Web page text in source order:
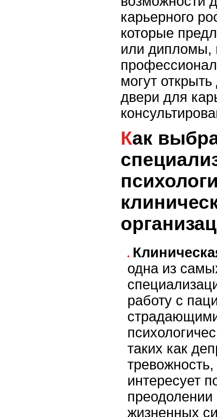
карьерного
которые
или дипломы,
могут
двери для
Как выбрать
одна из
работу с
таких как
интересует
жизненных